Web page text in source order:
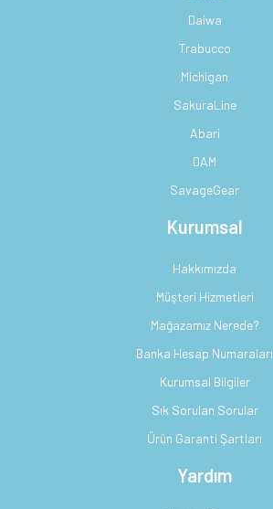
Daiwa
Trabucco
Michigan
SakuraLine
Abari
DAM
SavageGear
Kurumsal
Hakkımızda
Müşteri Hizmetleri
Mağazamız Nerede?
Banka Hesap Numaraları
Kurumsal Bilgiler
Sık Sorulan Sorular
Ürün Garanti Şartları
Yardım